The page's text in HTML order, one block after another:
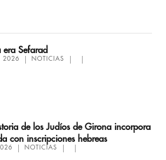
era Sefarad
2026 NOTICIAS
de los Judíos de Girona incorpora
con inscripciones hebreas
NOTICIAS